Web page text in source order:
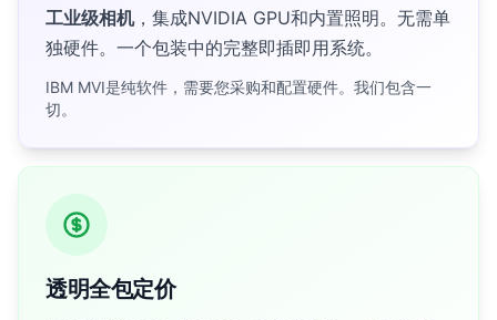
工业级相机，集成NVIDIA GPU和内置照明。无需单
独硬件。一个包装中的完整即插即用系统。
IBM MVI是纯软件，需要您采购和配置硬件。我们包含一
切。
透明全包定价